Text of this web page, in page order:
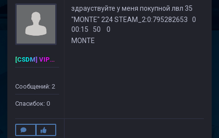
[CSDM] VIP-PREMIUM
Сообщений: 2
Спасибок: 0
здрауствуйте у меня покупной лвл 35
"MONTE" 224 STEAM_2:0:795282653 0
00:15 50 0
MONTE